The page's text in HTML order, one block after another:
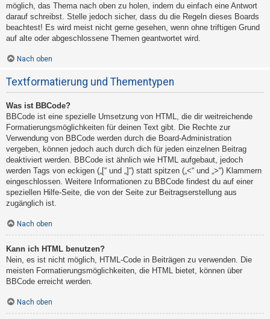
möglich, das Thema nach oben zu holen, indem du einfach eine Antwort
darauf schreibst. Stelle jedoch sicher, dass du die Regeln dieses Boards
beachtest! Es wird meist nicht gerne gesehen, wenn ohne triftigen Grund
auf alte oder abgeschlossene Themen geantwortet wird.
Nach oben
Textformatierung und Thementypen
Was ist BBCode?
BBCode ist eine spezielle Umsetzung von HTML, die dir weitreichende
Formatierungsmöglichkeiten für deinen Text gibt. Die Rechte zur
Verwendung von BBCode werden durch die Board-Administration
vergeben, können jedoch auch durch dich für jeden einzelnen Beitrag
deaktiviert werden. BBCode ist ähnlich wie HTML aufgebaut, jedoch
werden Tags von eckigen („[“ und „]“) statt spitzen („<“ und „>“) Klammern
eingeschlossen. Weitere Informationen zu BBCode findest du auf einer
speziellen Hilfe-Seite, die von der Seite zur Beitragserstellung aus
zugänglich ist.
Nach oben
Kann ich HTML benutzen?
Nein, es ist nicht möglich, HTML-Code in Beiträgen zu verwenden. Die
meisten Formatierungsmöglichkeiten, die HTML bietet, können über
BBCode erreicht werden.
Nach oben